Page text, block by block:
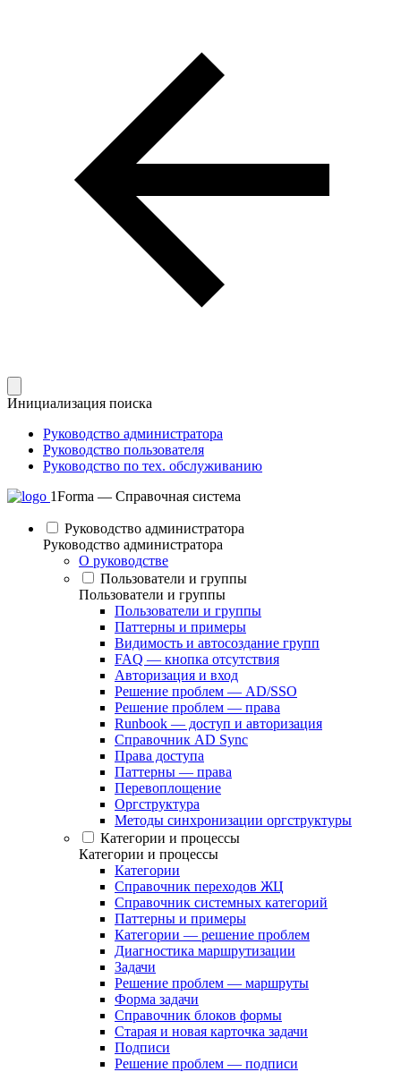
Инициализация поиска
Руководство администратора
Руководство пользователя
Руководство по тех. обслуживанию
1Forma — Справочная система
Руководство администратора
Руководство администратора
О руководстве
Пользователи и группы
Пользователи и группы
Пользователи и группы
Паттерны и примеры
Видимость и автосоздание групп
FAQ — кнопка отсутствия
Авторизация и вход
Решение проблем — AD/SSO
Решение проблем — права
Runbook — доступ и авторизация
Справочник AD Sync
Права доступа
Паттерны — права
Перевоплощение
Оргструктура
Методы синхронизации оргструктуры
Категории и процессы
Категории и процессы
Категории
Справочник переходов ЖЦ
Справочник системных категорий
Паттерны и примеры
Категории — решение проблем
Диагностика маршрутизации
Задачи
Решение проблем — маршруты
Форма задачи
Справочник блоков формы
Старая и новая карточка задачи
Подписи
Решение проблем — подписи